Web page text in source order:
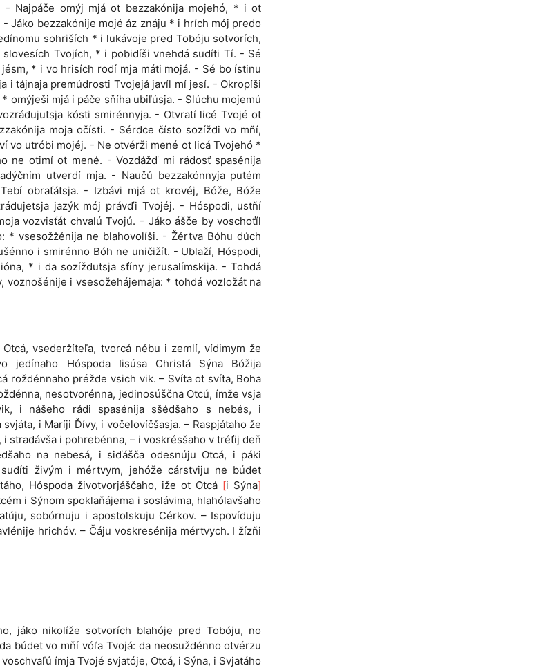
- Najpáče omýj mjá ot bezzakónija mojehó, * i ot
Jáko bezzakónije mojé áz znáju * i hrích mój predo
sohriších * i lukávoje pred Tobóju sotvorích,
Tvojích, * i pobidíši vnehdá sudíti Tí. - Sé
* i vo hrisích rodí mja máti mojá. - Sé bo ístinu
i tájnaja premúdrosti Tvojejá javíl mí jesí. - Okropíši
omýješi mjá i páče sňíha ubiľúsja. - Slúchu mojemú
kósti smirénnyja. - Otvratí licé Tvojé ot
moja očísti. - Sérdce čísto sozíždi vo mňí,
vo utróbi mojéj. - Ne otvérži mené ot licá Tvojehó *
ne otimí ot mené. - Vozdážď mi rádosť spasénija
utverdí mja. - Naučú bezzakónnyja putém
obraťátsja. - Izbávi mjá ot krovéj, Bóže, Bóže
jazýk mój právďi Tvojéj. - Hóspodi, ustňí
vozvisťát chvalú Tvojú. - Jáko ášče by voschoťíl
* vsesožžénija ne blahovolíši. - Žértva Bóhu dúch
i smirénno Bóh ne uničižít. - Ublaží, Hóspodi,
* i da sozíždutsja sťíny jerusalímskija. - Tohdá
voznošénije i vsesožehájemaja: * tohdá vozložát na
vsederžíteľa, tvorcá nébu i zemlí, vídimym že
jedínaho Hóspoda Iisúsa Christá Sýna Bóžija
roždénnaho préžde vsich vik. – Svíta ot svíta, Boha
nesotvorénna, jedinosúščna Otcú, ímže vsja
i nášeho rádi spasénija sšédšaho s nebés, i
i Maríji Ďívy, i vočelovíčšasja. – Raspjátaho že
stradávša i pohrebénna, – i voskrésšaho v tréťij deň
na nebesá, i siďášča odesnúju Otcá, i páki
živým i mértvym, jehóže cárstviju ne búdet
Hóspoda životvorjáščaho, iže ot Otcá [i Sýna]
i Sýnom spoklaňájema i soslávima, hlahólavšaho
sobórnuju i apostolskuju Cérkov. – Ispovíduju
hrichóv. – Čáju voskresénija mértvych. I žízňi
jáko nikolíže sotvorích blahóje pred Tobóju, no
búdet vo mňí vóľa Tvojá: da neosuždénno otvérzu
ímja Tvojé svjatóje, Otcá, i Sýna, i Svjatáho